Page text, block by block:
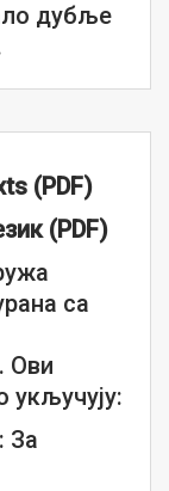
дубље
(PDF)
(PDF)
са
Ови
укључују:
За